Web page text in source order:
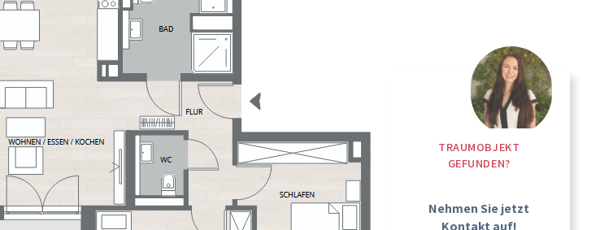
TRAUMOBJEKT
GEFUNDEN?
Nehmen Sie jetzt
Kontakt auf!